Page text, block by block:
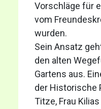
Vorschläge für
vom
wurden.
Sein Ansatz
den alten
Gartens aus.
der Historische
Titze, Frau